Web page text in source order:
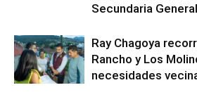
Secundaria
Ray Chagoya
Rancho y Los
necesidades